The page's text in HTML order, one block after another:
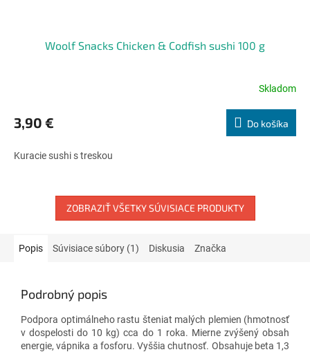
Woolf Snacks Chicken & Codfish sushi 100 g
produktu
je
z
Skladom
3,90 € Do košíka
Kuracie sushi s treskou
ZOBRAZIŤ VŠETKY SÚVISIACE PRODUKTY
Popis Súvisiace súbory (1) Diskusia Značka
Podrobný popis
Podpora optimálneho rastu šteniat malých plemien (hmotnosť
v dospelosti do 10 kg) cca do 1 roka. Mierne zvýšený obsah
energie, vápnika a fosforu. Vyššia chutnosť. Obsahuje beta 1,3